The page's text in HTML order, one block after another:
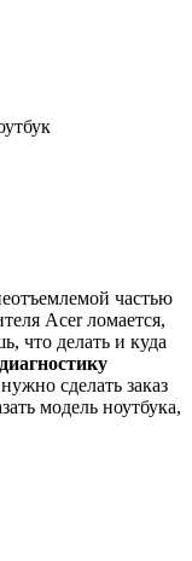
частью
Acer ломается,
что делать и куда
сделать заказ
модель ноутбука,